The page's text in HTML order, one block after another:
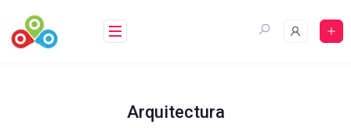
contenido
Arquitectura